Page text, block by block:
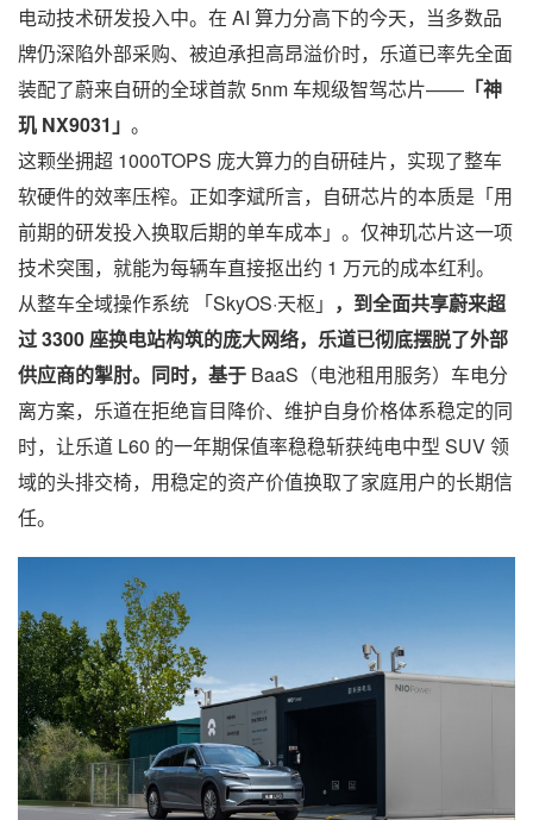
电动技术研发投入中。在 AI 算力分高下的今天，当多数品
牌仍深陷外部采购、被迫承担高昂溢价时，乐道已率先全面
装配了蔚来自研的全球首款 5nm 车规级智驾芯片—— 「神
玑 NX9031」 。
这颗坐拥超 1000TOPS 庞大算力的自研硅片，实现了整车
软硬件的效率压榨。正如李斌所言，自研芯片的本质是「用
前期的研发投入换取后期的单车成本」。仅神玑芯片这一项
技术突围，就能为每辆车直接抠出约 1 万元的成本红利。
从整车全域操作系统 「SkyOS·天枢」 ，到全面共享蔚来超
过 3300 座换电站构筑的庞大网络，乐道已彻底摆脱了外部
供应商的掣肘。同时，基于 BaaS（电池租用服务）车电分
离方案，乐道在拒绝盲目降价、维护自身价格体系稳定的同
时，让乐道 L60 的一年期保值率稳稳斩获纯电中型 SUV 领
域的头排交椅，用稳定的资产价值换取了家庭用户的长期信
任。